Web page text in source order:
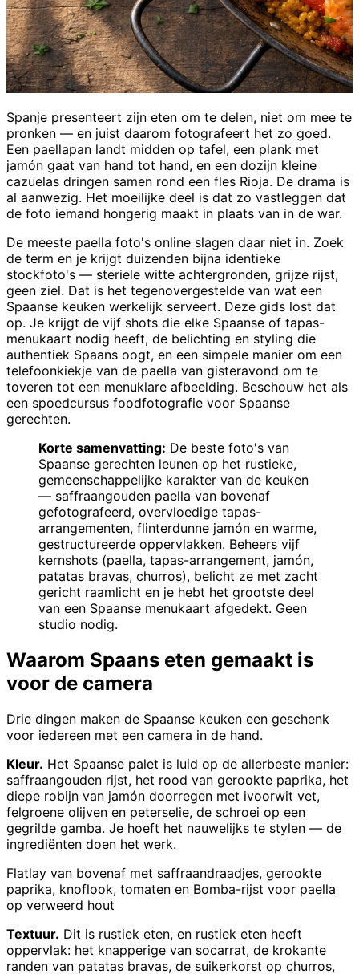
Spanje presenteert zijn eten om te delen, niet om mee te
pronken — en juist daarom fotografeert het zo goed.
Een paellapan landt midden op tafel, een plank met
jamón gaat van hand tot hand, en een dozijn kleine
cazuelas dringen samen rond een fles Rioja. De drama is
al aanwezig. Het moeilijke deel is dat zo vastleggen dat
de foto iemand hongerig maakt in plaats van in de war.
De meeste paella foto's online slagen daar niet in. Zoek
de term en je krijgt duizenden bijna identieke
stockfoto's — steriele witte achtergronden, grijze rijst,
geen ziel. Dat is het tegenovergestelde van wat een
Spaanse keuken werkelijk serveert. Deze gids lost dat
op. Je krijgt de vijf shots die elke Spaanse of tapas-
menukaart nodig heeft, de belichting en styling die
authentiek Spaans oogt, en een simpele manier om een
telefoonkiekje van de paella van gisteravond om te
toveren tot een menuklare afbeelding. Beschouw het als
een spoedcursus foodfotografie voor Spaanse
gerechten.
Korte samenvatting: De beste foto's van
Spaanse gerechten leunen op het rustieke,
gemeenschappelijke karakter van de keuken
— saffraangouden paella van bovenaf
gefotografeerd, overvloedige tapas-
arrangementen, flinterdunne jamón en warme,
gestructureerde oppervlakken. Beheers vijf
kernshots (paella, tapas-arrangement, jamón,
patatas bravas, churros), belicht ze met zacht
gericht raamlicht en je hebt het grootste deel
van een Spaanse menukaart afgedekt. Geen
studio nodig.
Waarom Spaans eten gemaakt is
voor de camera
Drie dingen maken de Spaanse keuken een geschenk
voor iedereen met een camera in de hand.
Kleur. Het Spaanse palet is luid op de allerbeste manier:
saffraangouden rijst, het rood van gerookte paprika, het
diepe robijn van jamón doorregen met ivoorwit vet,
felgroene olijven en peterselie, de schroei op een
gegrilde gamba. Je hoeft het nauwelijks te stylen — de
ingrediënten doen het werk.
Flatlay van bovenaf met saffraandraadjes, gerookte
paprika, knoflook, tomaten en Bomba-rijst voor paella
op verweerd hout
Textuur. Dit is rustiek eten, en rustiek eten heeft
oppervlak: het knapperige van socarrat, de krokante
randen van patatas bravas, de suikerkorst op churros,